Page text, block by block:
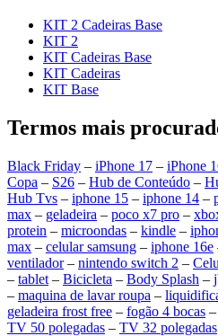
KIT 2 Cadeiras Base
KIT 2
KIT Cadeiras Base
KIT Cadeiras
KIT Base
Termos mais
Black Friday – iPhone 17 – iPhone
Copa – S26 – Hub de Conteúdo –
Hub Tvs – iphone 15 – iphone 14 –
max – geladeira – poco x7 pro –
protein – microondas – kindle –
max – celular samsung – iphone 16e
ventilador– nintendo switch 2 –
– tablet – Bicicleta – Body Splash –
– maquina de lavar roupa –
geladeira frost free – fogão 4 bocas –
TV 50 polegadas – TV 32 polegadas